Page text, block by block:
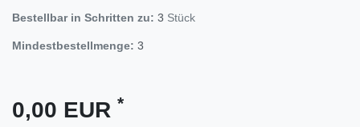
Bestellbar in Schritten zu: 3 Stück
Mindestbestellmenge: 3
0,00 EUR *